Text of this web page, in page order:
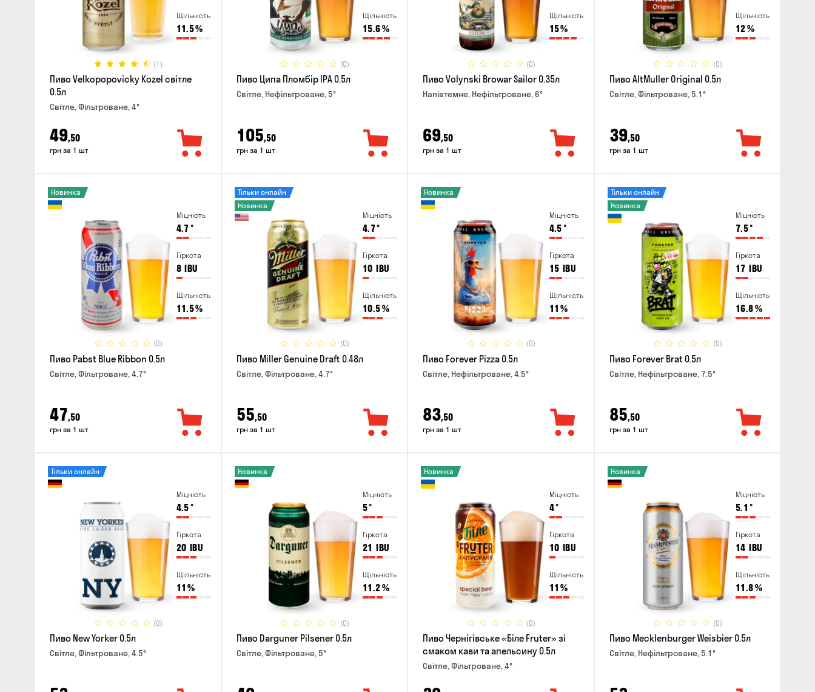
Щільність
11.5%
(1)
Пиво Velkopopovicky Kozel світле
0.5л
Світле, Фільтроване, 4°
49,50
грн за 1 шт
Щільність
15.6%
(0)
Пиво Ципа Пломбір IPA 0.5л
Світле, Нефільтроване, 5°
105,50
грн за 1 шт
Щільність
15%
(0)
Пиво Volynski Browar Sailor 0.35л
Напівтемне, Нефільтроване, 6°
69,50
грн за 1 шт
Щільність
12%
(0)
Пиво AltMuller Original 0.5л
Світле, Фільтроване, 5.1°
39,50
грн за 1 шт
Міцність
4.7°
Гіркота
8 IBU
Щільність
11.5%
(0)
Новинка
Пиво Pabst Blue Ribbon 0.5л
Світле, Фільтроване, 4.7°
47,50
грн за 1 шт
Міцність
4.7°
Гіркота
10 IBU
Щільність
10.5%
(0)
Тільки онлайн
Новинка
Пиво Miller Genuine Draft 0.48л
Світле, Фільтроване, 4.7°
55,50
грн за 1 шт
Міцність
4.5°
Гіркота
15 IBU
Щільність
11 %
(0)
Новинка
Пиво Forever Pizza 0.5л
Світле, Нефільтроване, 4.5°
83,50
грн за 1 шт
Міцність
7.5°
Гіркота
17 IBU
Щільність
16.8%
(0)
Тільки онлайн
Новинка
Пиво Forever Brat 0.5л
Світле, Нефільтроване, 7.5°
85,50
грн за 1 шт
Міцність
4.5°
Гіркота
20 IBU
Щільність
11 %
(0)
Тільки онлайн
Пиво New Yorker 0.5л
Світле, Фільтроване, 4.5°
Міцність
5°
Гіркота
21 IBU
Щільність
11.2%
(0)
Новинка
Пиво Darguner Pilsener 0.5л
Світле, Фільтроване, 5°
Міцність
4°
Гіркота
10 IBU
Щільність
11 %
(0)
Новинка
Пиво Чернігівське «Біле Fruter» зі
смаком кави та апельсину 0.5л
Світле, Фільтроване, 4°
Міцність
5.1 °
Гіркота
14 IBU
Щільність
11.8%
(0)
Новинка
Пиво Mecklenburger Weisbier 0.5л
Світле, Нефільтроване, 5.1°